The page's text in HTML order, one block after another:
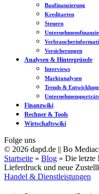
Baufinanzierung
Kreditarten
Steuern
Versicherungen
Analysen & Hintergründe
Interviews
Marktanalysen
Trends &
Finanzwiki
Rechner & Tools
Wirtschaftswiki
Folge uns
© 2026 dapd.de || Bo
Startseite » Blog » Die letzte
Lieferdruck und neue
Handel & Dienstleistungen